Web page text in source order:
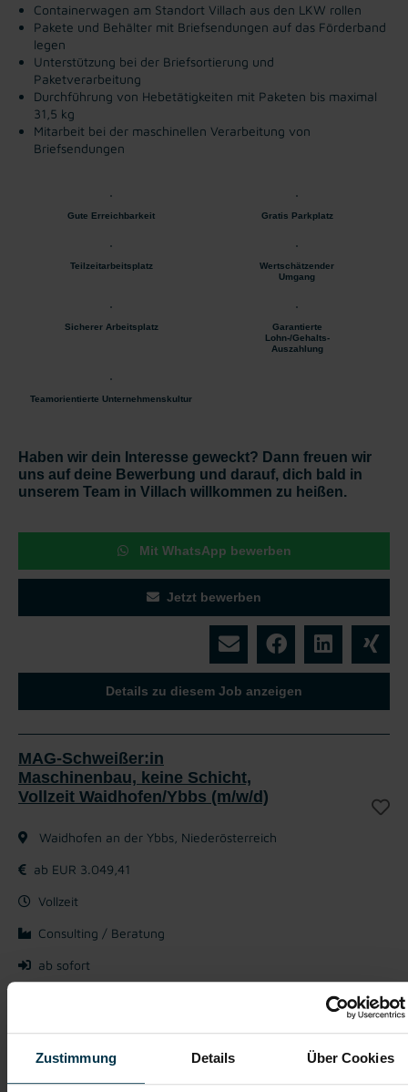
Zustimmung Details Über Cookies
Containerwagen am Standort Villach aus den LKW rollen
Pakete und Behälter mit Briefsendungen auf das Förderband
legen
Unterstützung bei der Briefsortierung und
Paketverarbeitung
Durchführung von Hebetätigkeiten mit Paketen bis maximal
31,5 kg
Mitarbeit bei der maschinellen Verarbeitung von
Briefsendungen
Gute Erreichbarkeit Gratis Parkplatz
Teilzeitarbeitsplatz
Wertschätzender
Umgang
Sicherer Arbeitsplatz
Garantierte
Lohn-/Gehalts-
Auszahlung
Teamorientierte Unternehmenskultur
Haben wir dein Interesse geweckt? Dann freuen wir
uns auf deine Bewerbung und darauf, dich bald in
unserem Team in Villach willkommen zu heißen.
Mit WhatsApp bewerben
Jetzt bewerben
Details zu diesem Job anzeigen
MAG-Schweißer:in
Maschinenbau, keine Schicht,
Vollzeit Waidhofen/Ybbs (m/w/d)
Waidhofen an der Ybbs, Niederösterreich
ab EUR 3.049,41
Vollzeit
Consulting / Beratung
ab sofort
Durchführung von MAG-Schweißarbeiten im Maschinenbau
von Maschinenkomponenten
Unterstützung der mechanischen Fertigung in unserer